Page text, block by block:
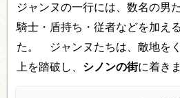
ジャンヌの一行には、数名の男
騎士・盾持ち・従者などを加え
た。 ジャンヌたちは、敵地を
上を踏破し、 シノンの街に着き